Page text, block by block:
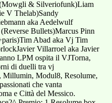
& Silveriofunk)Liam
V Thelab)Sandy
aka Aedelwulf
Bullets)Marcus Pinn
Abad aka Vj Tim
Villarroel aka Javier
LPM ospita il VJTorna,
di duelli tra vj
Millumin, Modul8, Resolume,
che vanta
e Città del Messico.